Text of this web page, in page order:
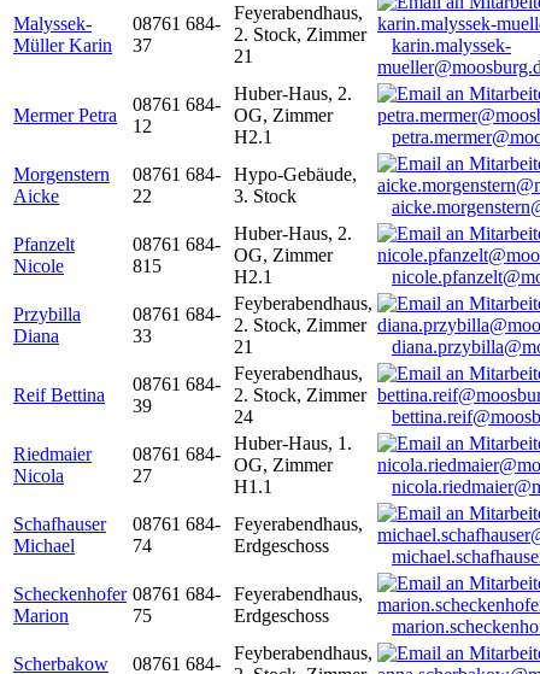
Malyssek-
Müller Karin
08761 684-
37
Feyerabendhaus,
2. Stock, Zimmer
21
karin.malyssek-
Mermer Petra
08761 684-
12
Huber-Haus, 2.
OG, Zimmer
H2.1
Morgenstern
Aicke
08761 684-
22
Hypo-Gebäude,
3. Stock
Pfanzelt
Nicole
08761 684-
815
Huber-Haus, 2.
OG, Zimmer
H2.1
Przybilla
Diana
08761 684-
33
Feyberabendhaus,
2. Stock, Zimmer
21
Reif Bettina
08761 684-
39
Feyerabendhaus,
2. Stock, Zimmer
24
Riedmaier
Nicola
08761 684-
27
Huber-Haus, 1.
OG, Zimmer
H1.1
Schafhauser
Michael
08761 684-
74
Feyerabendhaus,
Erdgeschoss
Scheckenhofer
Marion
08761 684-
75
Feyerabendhaus,
Erdgeschoss
Scherbakow
08761 684-
Feyberabendhaus,